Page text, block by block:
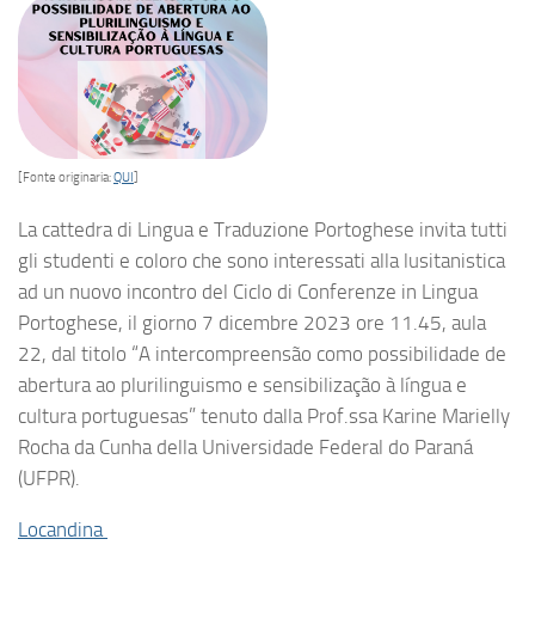
[Fonte originaria:QUI
La cattedra di Lingua e Traduzione Portoghese invita tutti
gli studenti e coloro che sono interessati alla lusitanistica
ad un nuovo incontro del Ciclo di Conferenze in Lingua
Portoghese, il giorno 7 dicembre 2023 ore 11.45, aula
22, dal titolo “A intercompreensão como possibilidade de
abertura ao plurilinguismo e sensibilização à língua e
cultura portuguesas” tenuto dalla Prof.ssa Karine Marielly
Rocha da Cunha della Universidade Federal do Paraná
(UFPR).
Locandina